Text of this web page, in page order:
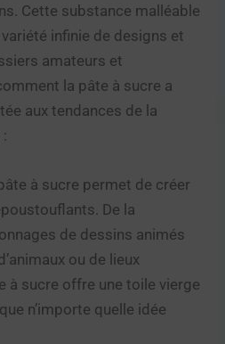
Cette substance malléable
infinie de designs et
amateurs et
la pâte à sucre a
aux tendances de la
à sucre permet de créer
De la
de dessins animés
ou de lieux
à sucre offre une toile vierge
n’importe quelle idée